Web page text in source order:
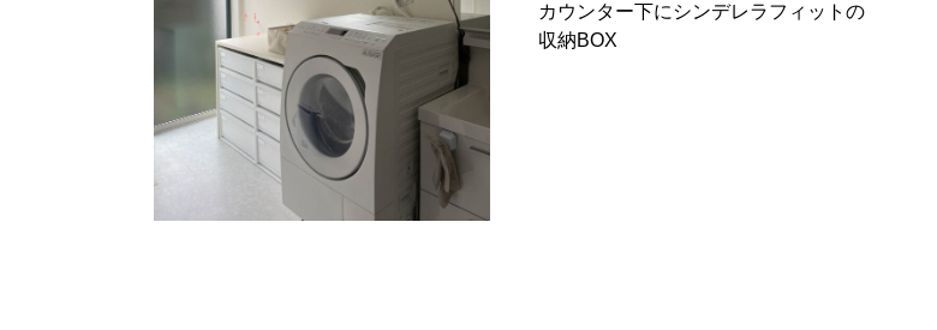
カウンター下にシンデレラフィットの
収納BOX